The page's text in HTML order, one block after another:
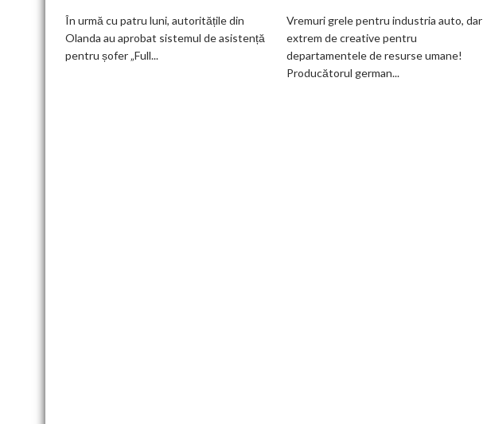
datele
de
În urmă cu patru luni, autoritățile din
Olanda au aprobat sistemul de asistență
pentru șofer „Full...
birouri
și
trimite
angajații
Vremuri grele pentru industria auto, dar
extrem de creative pentru
departamentele de resurse umane!
Producătorul german...